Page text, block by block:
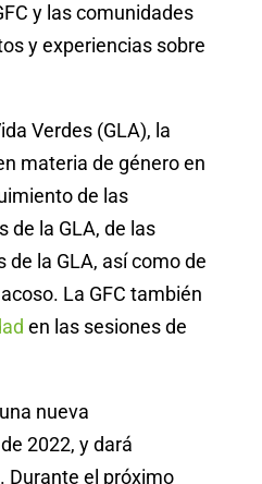
y las comunidades
y experiencias sobre
Verdes (GLA), la
materia de género en
de las
de la GLA, de las
la GLA, así como de
La GFC también
en las sesiones de
nueva
2022, y dará
Durante el próximo